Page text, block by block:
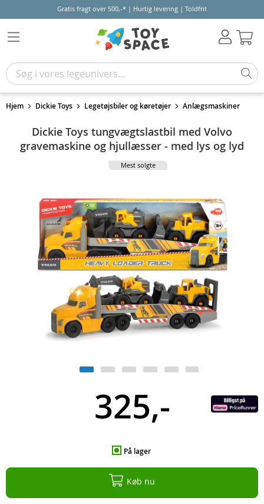
Gratis fragt over 500,-* | Hurtig levering | Toldfrit
Hjem Dickie Toys Legetøjsbiler og køretøjer Anlægsmaskiner
Dickie Toys tungvægtslastbil med Volvo
gravemaskine og hjullæsser - med lys og lyd
Mest solgte
325,-
På lager
Køb nu